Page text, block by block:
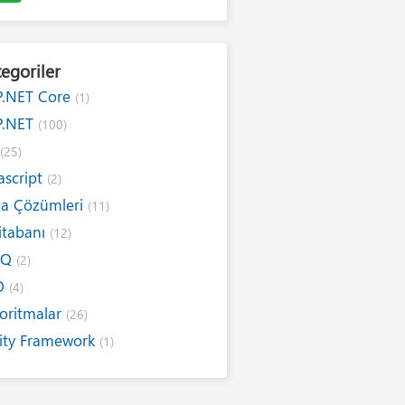
Core (1)
(100)
(25)
(2)
Çözümleri (11)
(12)
(2)
(4)
(26)
Framework (1)